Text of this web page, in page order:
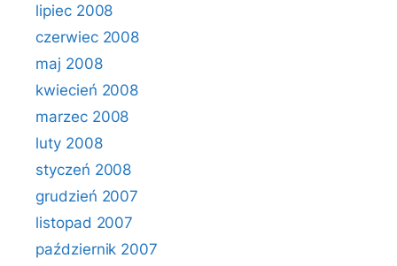
lipiec 2008
czerwiec 2008
maj 2008
kwiecień 2008
marzec 2008
luty 2008
styczeń 2008
grudzień 2007
listopad 2007
październik 2007